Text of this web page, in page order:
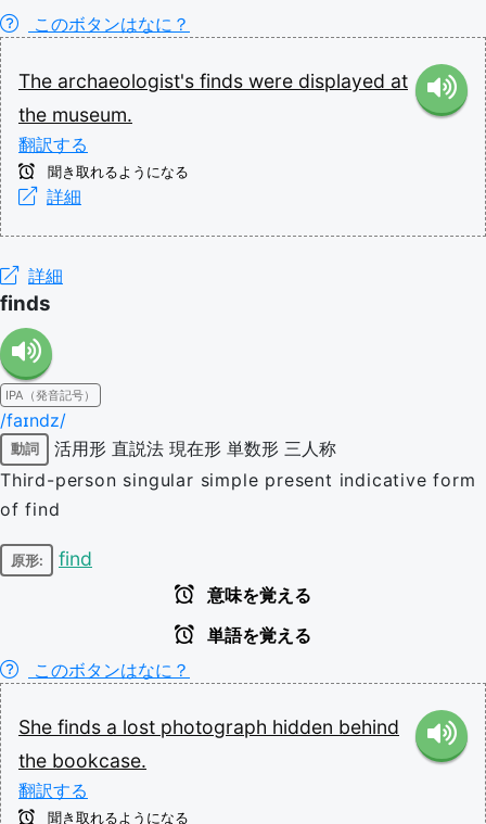
このボタンはなに？
The archaeologist's finds were displayed at
the museum.
翻訳する
聞き取れるようになる
詳細
詳細
finds
IPA（発音記号）
/faɪndz/
動詞 活用形 直説法 現在形 単数形 三人称
Third-person singular simple present indicative form
of find
原形: find
意味を覚える
単語を覚える
このボタンはなに？
She finds a lost photograph hidden behind
the bookcase.
翻訳する
聞き取れるようになる